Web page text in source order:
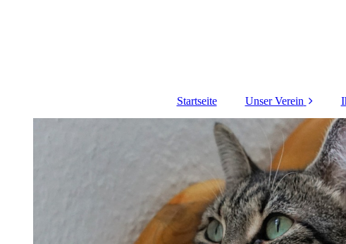
Startseite Unser Verein
Über uns